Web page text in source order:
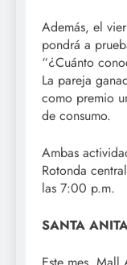
Además, el
pondrá a
“¿Cuánto
La pareja
como premio
de consumo.
Ambas
Rotonda
las 7:00 p.m.
SANTA